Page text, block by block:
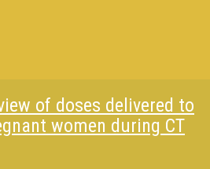
of doses delivered to
women during CT